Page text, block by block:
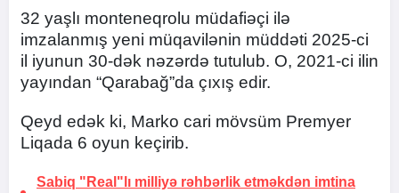
32 yaşlı monteneqrolu müdafiəçi ilə
imzalanmış yeni müqavilənin müddəti 2025-ci
il iyunun 30-dək nəzərdə tutulub. O, 2021-ci ilin
yayından “Qarabağ”da çıxış edir.
Qeyd edək ki, Marko cari mövsüm Premyer
Liqada 6 oyun keçirib.
Sabiq "Real"lı milliyə rəhbərlik etməkdən imtina